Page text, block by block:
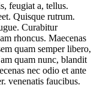
feugiat a, tellus.
Quisque rutrum.
Curabitur
rhoncus. Maecenas
quam semper libero,
quam nunc, blandit
nec odio et ante
venenatis faucibus.